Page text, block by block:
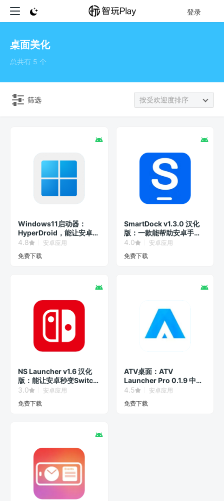
登录
桌面美化
总共有 5 个
筛选 按受欢迎度排序
Windows11启动器：
HyperDroid，能让安卓系
统秒变Win11界面！
4.8
安卓应用
免费下载
SmartDock v1.3.0 汉化
版：一款能帮助安卓手机
和平板开启多窗口桌面模
4.0
安卓应用
免费下载
NS Launcher v1.6 汉化
版：能让安卓秒变Switch
界面的第三方启动器。
3.0
安卓应用
免费下载
ATV桌面：ATV
Launcher Pro 0.1.9 中文
汉化专业版
4.5
安卓应用
免费下载